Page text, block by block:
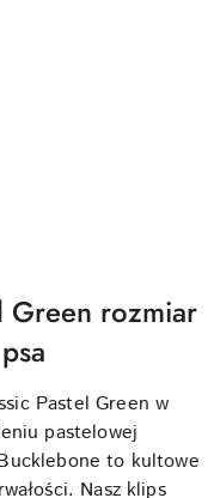
Green rozmiar
Pastel Green w
pastelowej
to kultowe
Nasz klips